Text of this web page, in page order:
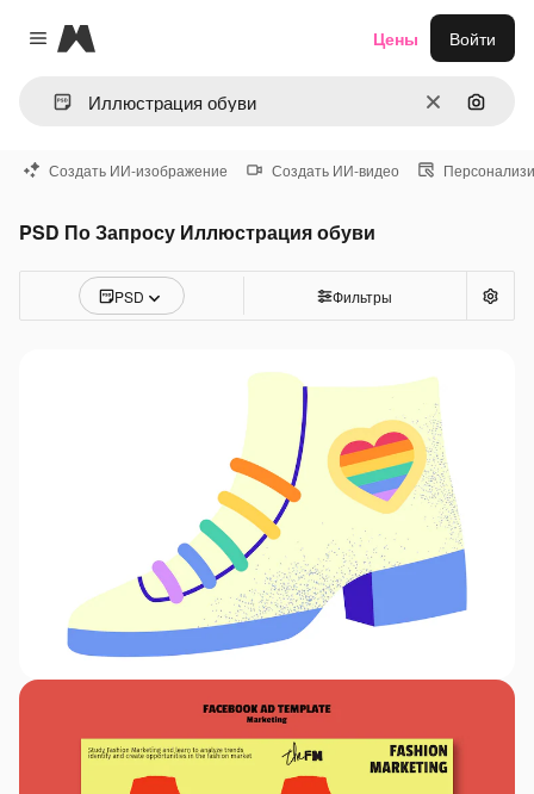
Close menu
Magnific
ОчиститьПоиск
Цены Войти
Создать ИИ-изображение Создать ИИ-видео
PSD По Запросу Иллюстрация обуви
PSD Фильтры